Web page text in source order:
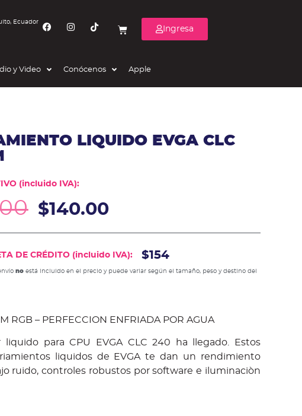
Ecuador
Ingresa
y Video Conócenos Apple
LIQUIDO EVGA CLC
(incluido IVA):
$140.00
DE CRÉDITO (incluido IVA): $154
noestá incluido en el precio y puede variar según el tamaño, peso y destino del
RGB – PERFECCION ENFRIADA POR AGUA
liquido para CPU EVGA CLC 240 ha llegado. Estos
liquidos de EVGA te dan un rendimiento
ruido, controles robustos por software e iluminaciòn